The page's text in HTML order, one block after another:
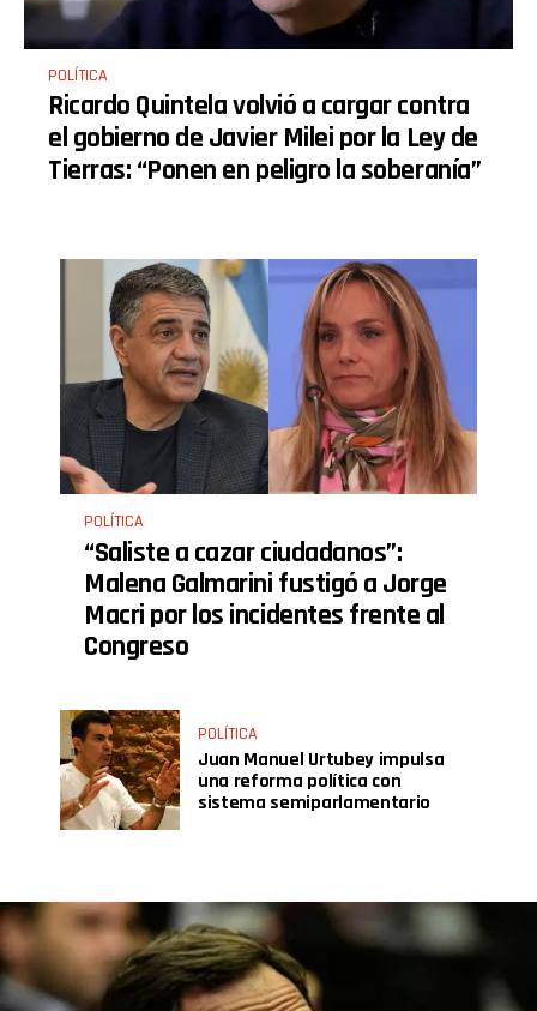
POLÍTICA
Ricardo Quintela volvió a cargar contra
el gobierno de Javier Milei por la Ley de
Tierras: “Ponen en peligro la soberanía”
POLÍTICA
“Saliste a cazar ciudadanos”:
Malena Galmarini fustigó a Jorge
Macri por los incidentes frente al
Congreso
POLÍTICA
Juan Manuel Urtubey impulsa
una reforma política con
sistema semiparlamentario